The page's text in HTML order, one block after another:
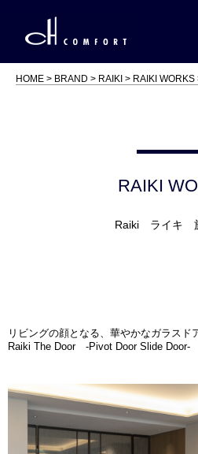
HOME BRAND RAIKI RAIKI WORKS
RAIKI
Raiki ライキ
リビングの顔となる、華やかなガラスド
Raiki The Door -Pivot Door Slide Door-